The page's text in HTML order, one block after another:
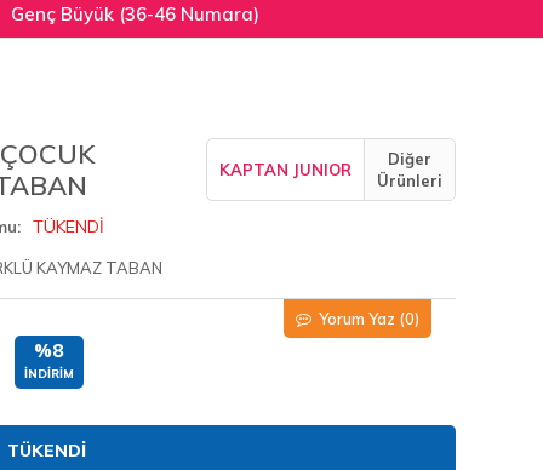
Genç Büyük (36-46 Numara)
KAPTAN JUNIOR
Diğer
Ürünleri
TÜKENDİ
KAYMAZ TABAN
Yorum Yaz (0)
%8
İNDIRIM
TÜKENDI